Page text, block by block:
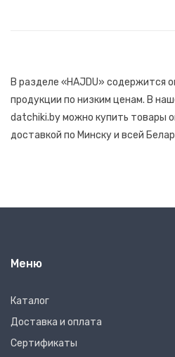
В разделе «HAJDU» содержится
продукции по низким ценам. В
datchiki.by можно купить товары
доставкой по Минску и всей
Меню
Каталог
Доставка и оплата
Сертификаты